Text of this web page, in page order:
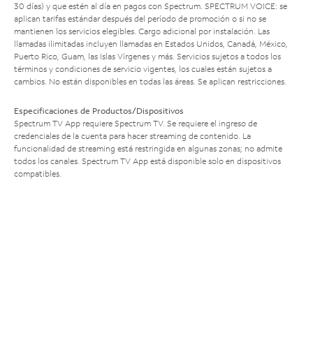
30 días) y que estén al día en pagos con Spectrum. SPECTRUM VOICE: se
aplican tarifas estándar después del período de promoción o si no se
mantienen los servicios elegibles. Cargo adicional por instalación. Las
llamadas ilimitadas incluyen llamadas en Estados Unidos, Canadá, México,
Puerto Rico, Guam, las Islas Vírgenes y más. Servicios sujetos a todos los
términos y condiciones de servicio vigentes, los cuales están sujetos a
cambios. No están disponibles en todas las áreas. Se aplican restricciones.
Especificaciones de Productos/Dispositivos
Spectrum TV App requiere Spectrum TV. Se requiere el ingreso de
credenciales de la cuenta para hacer streaming de contenido. La
funcionalidad de streaming está restringida en algunas zonas; no admite
todos los canales. Spectrum TV App está disponible solo en dispositivos
compatibles.